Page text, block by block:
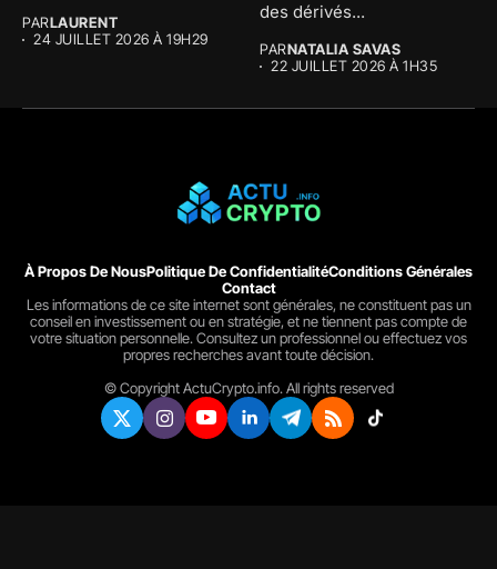
PARLAURENT
24 JUILLET 2026 À 19H29
des dérivés...
PARNATALIA SAVAS
22 JUILLET 2026 À 1H35
À Propos De NousPolitique De ConfidentialitéConditions Générales
Contact
Les informations de ce site internet sont générales, ne constituent pas un
conseil en investissement ou en stratégie, et ne tiennent pas compte de
votre situation personnelle. Consultez un professionnel ou effectuez vos
propres recherches avant toute décision.
© Copyright ActuCrypto.info. All rights reserved